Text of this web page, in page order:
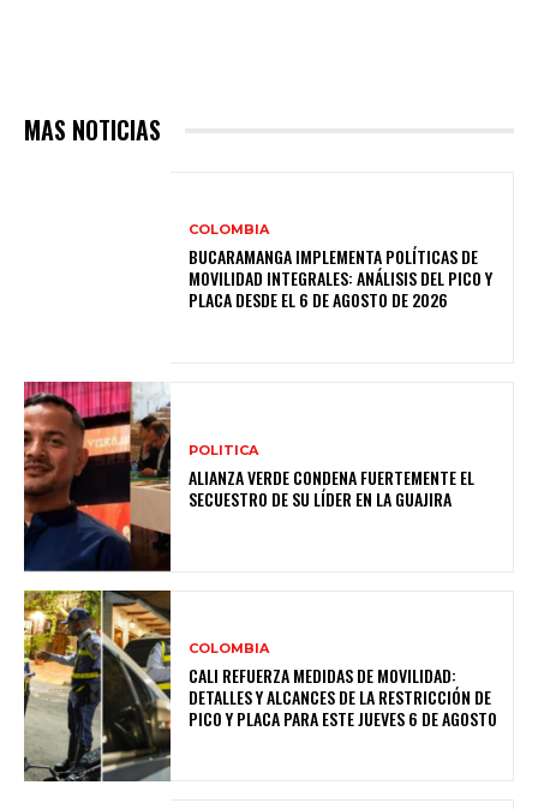
MAS NOTICIAS
COLOMBIA
BUCARAMANGA IMPLEMENTA POLÍTICAS DE
MOVILIDAD INTEGRALES: ANÁLISIS DEL PICO Y
PLACA DESDE EL 6 DE AGOSTO DE 2026
POLITICA
ALIANZA VERDE CONDENA FUERTEMENTE EL
SECUESTRO DE SU LÍDER EN LA GUAJIRA
COLOMBIA
CALI REFUERZA MEDIDAS DE MOVILIDAD:
DETALLES Y ALCANCES DE LA RESTRICCIÓN DE
PICO Y PLACA PARA ESTE JUEVES 6 DE AGOSTO